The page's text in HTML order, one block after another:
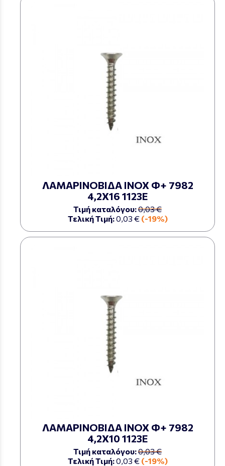
ΛΑΜΑΡΙΝΟΒΙΔΑ ΙΝΟΧ Φ+ 7982
4,2Χ16 1123Ε
Τιμή καταλόγου:0,03 €
Τελική Τιμή:0,03 € (-19%)
ΛΑΜΑΡΙΝΟΒΙΔΑ ΙΝΟΧ Φ+ 7982
4,2Χ10 1123Ε
Τιμή καταλόγου:0,03 €
Τελική Τιμή:0,03 € (-19%)